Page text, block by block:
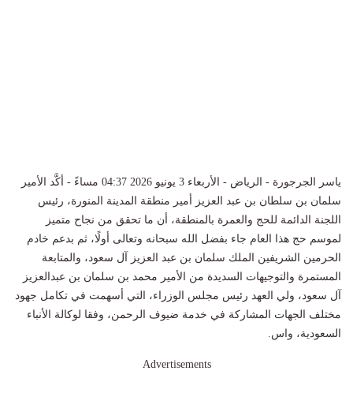
ياسر الجرجورة - الرياض - الأربعاء 3 يونيو 2026 04:37 مساءً - أكَّد الأمير
سلمان بن سلطان بن عبد العزيز أمير منطقة المدينة المنورة، رئيس
اللجنة الدائمة للحج والعمرة بالمنطقة، أن ما تحقق من نجاح متميز
لموسم حج هذا العام جاء بفضل الله سبحانه وتعالى أولًا، ثم بدعم خادم
الحرمين الشريفين الملك سلمان بن عبد العزيز آل سعود، والمتابعة
المستمرة والتوجيهات السديدة من الأمير محمد بن سلمان بن عبدالعزيز
آل سعود، ولي العهد رئيس مجلس الوزراء، التي أسهمت في تكامل جهود
مختلف الجهات المشاركة في خدمة ضيوف الرحمن، وفقا لوكالة الأنباء
السعودية، واس.
Advertisements